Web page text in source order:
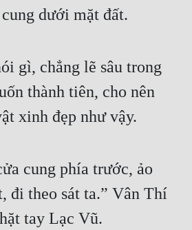
dưới mặt đất.
gì, chẳng lẽ sâu trong
thành tiên, cho nên
xinh đẹp như vậy.
cung phía trước, ảo
đi theo sát ta.” Vân Thí
tay Lạc Vũ.